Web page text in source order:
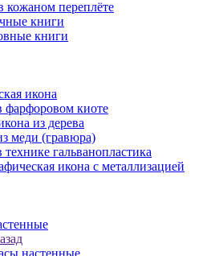
кожаном переплёте
книги
книги
икона
фарфоровом киоте
из дерева
меди (гравюра)
гальванопластика
икона с металлизацией
настенные